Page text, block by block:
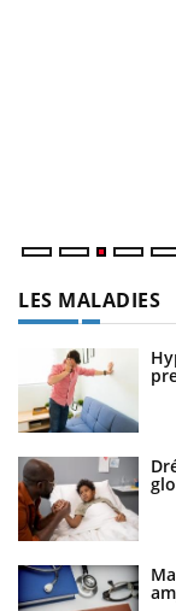
LES MALADIES